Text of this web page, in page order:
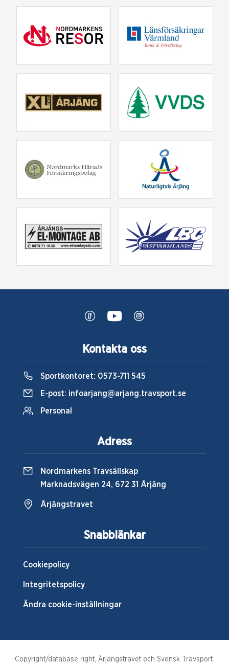
Snabblänkar
Cookiepolicy
Integritetspolicy
Ändra cookie-inställningar
Kontakta oss
Sportkontoret: 0573-711 545
E-post: infoarjang@arjang.travsport.se
Personal
Adress
Nordmarkens Travsällskap
Marknadsvägen 24, 672 31 Årjäng
Årjängstravet
Copyright/database right, Årjängstravet och Svensk Travsport.